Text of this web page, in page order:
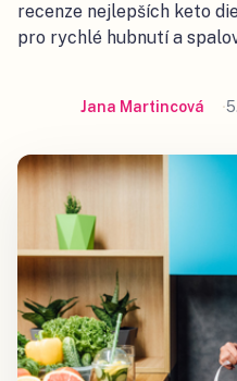
recenze nejlepších keto
pro rychlé hubnutí a
Jana Martincová